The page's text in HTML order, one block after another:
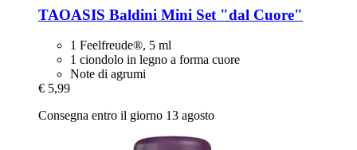
TAOASIS Baldini Mini Set "dal Cuore"
1 Feelfreude®, 5 ml
1 ciondolo in legno a forma cuore
Note di agrumi
€ 5,99
Consegna entro il giorno 13 agosto